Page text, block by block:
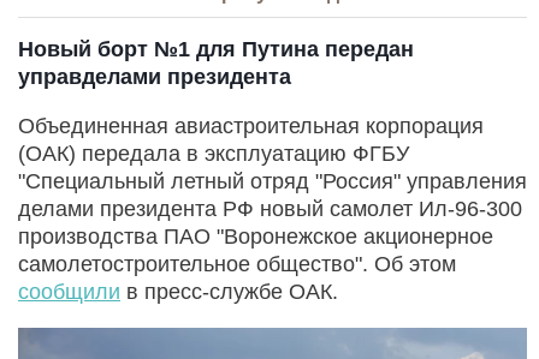
Новый борт №1 для Путина передан
управделами президента
Объединенная авиастроительная корпорация
(ОАК) передала в эксплуатацию ФГБУ
"Специальный летный отряд "Россия" управления
делами президента РФ новый самолет Ил-96-300
производства ПАО "Воронежское акционерное
самолетостроительное общество". Об этом
сообщили в пресс-службе ОАК.